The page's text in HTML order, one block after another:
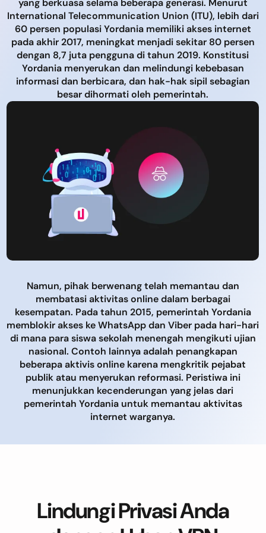
yang berkuasa selama beberapa generasi. Menurut
International Telecommunication Union (ITU), lebih dari
60 persen populasi Yordania memiliki akses internet
pada akhir 2017, meningkat menjadi sekitar 80 persen
dengan 8,7 juta pengguna di tahun 2019. Konstitusi
Yordania menyerukan dan melindungi kebebasan
informasi dan berbicara, dan hak-hak sipil sebagian
besar dihormati oleh pemerintah.
Namun, pihak berwenang telah memantau dan
membatasi aktivitas online dalam berbagai
kesempatan. Pada tahun 2015, pemerintah Yordania
memblokir akses ke WhatsApp dan Viber pada hari-hari
di mana para siswa sekolah menengah mengikuti ujian
nasional. Contoh lainnya adalah penangkapan
beberapa aktivis online karena mengkritik pejabat
publik atau menyerukan reformasi. Peristiwa ini
menunjukkan kecenderungan yang jelas dari
pemerintah Yordania untuk memantau aktivitas
internet warganya.
Lindungi Privasi Anda